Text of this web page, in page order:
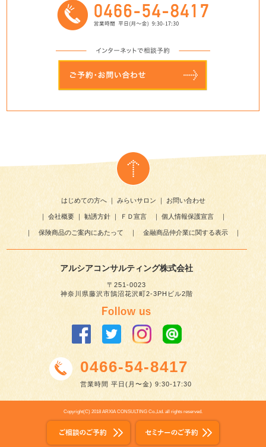
はじめての方へ｜ みらいサロン ｜ お問い合わせ
｜会社概要｜ 勧誘方針｜ ＦＤ宣言｜ 個人情報保護宣言｜
｜ 保険商品のご案内にあたって ｜ 金融商品仲介業に関する表示｜
アルシアコンサルティング株式会社
〒251-0023
神奈川県藤沢市鵠沼花沢町2-3PHビル2階
0466-54-8417
営業時間 平日(月〜金) 9:30-17:30
Copyright(C) 2018 ARXIA CONSULTING Co.,Ltd. all rights reserved.